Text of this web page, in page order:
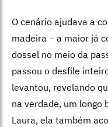
O cenário ajudava a
madeira – a maior já
dossel no meio da
passou o desfile
levantou, revelando
na verdade, um longo
Laura, ela também